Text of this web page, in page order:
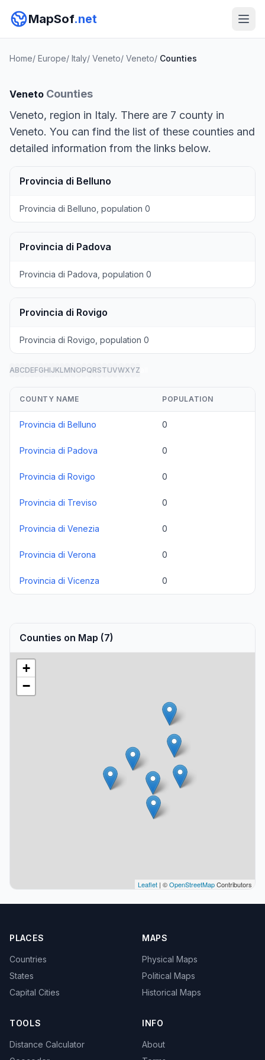
MapSof.net
Home/ Europe/ Italy/ Veneto/ Veneto/ Counties
Veneto Counties
Veneto, region in Italy. There are 7 county in
Veneto. You can find the list of these counties and
detailed information from the links below.
Provincia di Belluno
Provincia di Belluno, population 0
Provincia di Padova
Provincia di Padova, population 0
Provincia di Rovigo
Provincia di Rovigo, population 0
ABCDEFGHIJKLMNOPQRSTUVWXYZ
COUNTY NAME POPULATION
Provincia di Belluno 0
Provincia di Padova 0
Provincia di Rovigo 0
Provincia di Treviso 0
Provincia di Venezia 0
Provincia di Verona 0
Provincia di Vicenza 0
Counties on Map (7)
+
−
Leaflet | ©OpenStreetMapContributors
PLACES
Countries
States
Capital Cities
MAPS
Physical Maps
Political Maps
Historical Maps
TOOLS
Distance Calculator
INFO
About